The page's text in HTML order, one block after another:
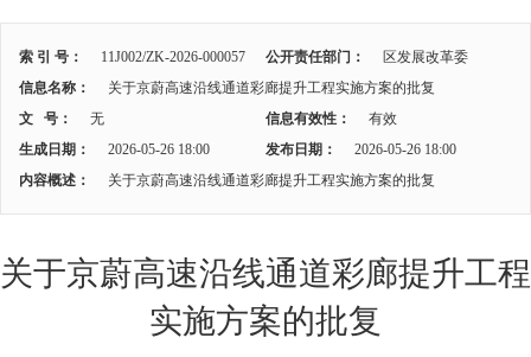
索 引 号： 11J002/ZK-2026-000057 公开责任部门：
区发展改革委
信息名称：
关于京蔚高速沿线通道彩廊提升工程实施方案的批复
文 号：
无 信息有效性：
有效
生成日期：
2026-05-26 18:00 发布日期：
2026-05-26 18:00
内容概述：
关于京蔚高速沿线通道彩廊提升工程实施方案的批复
关于京蔚高速沿线通道彩廊提升工程
实施方案的批复